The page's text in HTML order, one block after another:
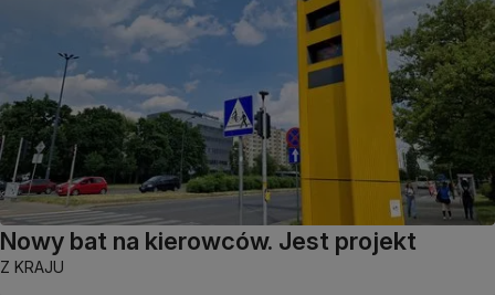
Nowy bat na kierowców. Jest projekt
Z KRAJU